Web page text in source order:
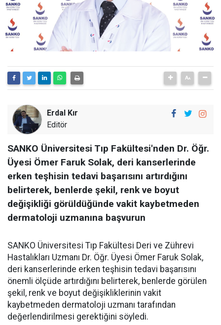
Erdal Kır
Editör
SANKO Üniversitesi Tıp Fakültesi'nden Dr. Öğr.
Üyesi Ömer Faruk Solak, deri kanserlerinde
erken teşhisin tedavi başarısını artırdığını
belirterek, benlerde şekil, renk ve boyut
değişikliği görüldüğünde vakit kaybetmeden
dermatoloji uzmanına başvurun
SANKO Üniversitesi Tıp Fakültesi Deri ve Zührevi
Hastalıkları Uzmanı Dr. Öğr. Üyesi Ömer Faruk Solak,
deri kanserlerinde erken teşhisin tedavi başarısını
önemli ölçüde artırdığını belirterek, benlerde görülen
şekil, renk ve boyut değişikliklerinin vakit
kaybetmeden dermatoloji uzmanı tarafından
değerlendirilmesi gerektiğini söyledi.